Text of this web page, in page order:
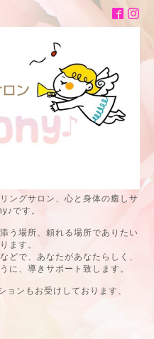
ングサロン、心と身体の癒しサ
です。
う場所、頼れる場所でありたい
ます。
どで、あなたがあなたらしく、
に、導きサポート致します。
ンもお受けしております、